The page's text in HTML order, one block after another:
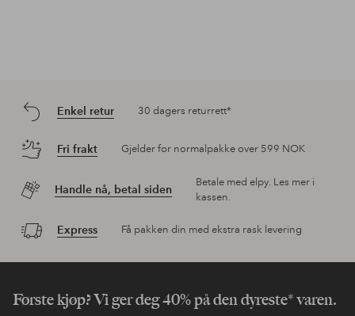
Enkel retur 30 dagers returrett*
Fri frakt Gjelder for normalpakke over 599 NOK
Handle nå, betal siden
Betale med elpy. Les mer i
kassen.
Express Få pakken din med ekstra rask levering
Første kjøp? Vi ger deg 40% på den dyreste* varen.